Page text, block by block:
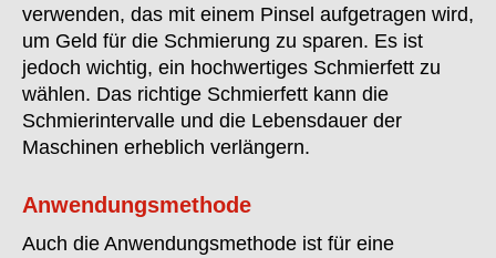
verwenden, das mit einem Pinsel aufgetragen wird,
um Geld für die Schmierung zu sparen. Es ist
jedoch wichtig, ein hochwertiges Schmierfett zu
wählen. Das richtige Schmierfett kann die
Schmierintervalle und die Lebensdauer der
Maschinen erheblich verlängern.
Anwendungsmethode
Auch die Anwendungsmethode ist für eine